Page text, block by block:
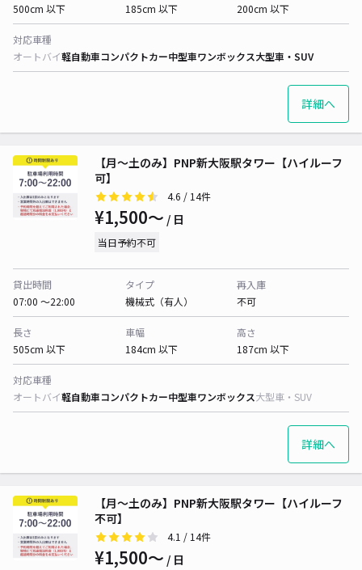
500cm 以下
185cm 以下
200cm 以下
対応車種
オートバイ軽自動車コンパクトカー中型車ワンボックス大型車・SUV
詳細へ
【月～土のみ】PNP新大阪駅タワー【ハイルーフ
可】
4.6 / 14件
¥1,500〜 / 日
当日予約不可
貸出時間
07:00 〜22:00
タイプ
機械式（有人）
再入庫
不可
長さ
505cm 以下
車幅
184cm 以下
高さ
187cm 以下
対応車種
オートバイ軽自動車コンパクトカー中型車ワンボックス大型車・SUV
詳細へ
【月～土のみ】PNP新大阪駅タワー【ハイルーフ
不可】
4.1 / 14件
¥1,500〜 / 日